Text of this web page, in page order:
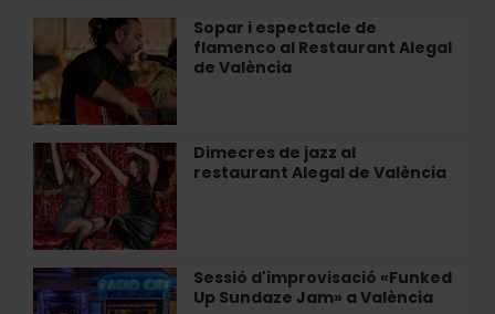
València:
Il·lusions
òptiques
i
sales
Sopar i espectacle de
flamenco al Restaurant Alegal
de València
i
espectacle
de
flamenco
al
Restaurant
Alegal
de
València
Dimecres de jazz al
restaurant Alegal de València
Dimecres
de
jazz
al
restaurant
Alegal
de
Sessió d'improvisació «Funked
Up Sundaze Jam» a València
Sessió
d'improvisació